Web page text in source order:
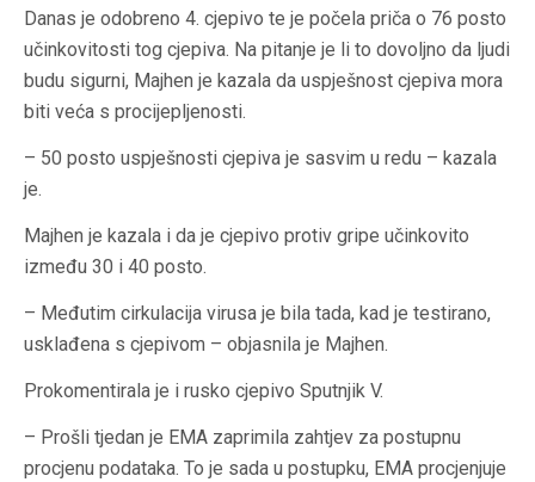
Danas je odobreno 4. cjepivo te je počela priča o 76 posto
učinkovitosti tog cjepiva. Na pitanje je li to dovoljno da ljudi
budu sigurni, Majhen je kazala da uspješnost cjepiva mora
biti veća s procijepljenosti.
– 50 posto uspješnosti cjepiva je sasvim u redu – kazala
je.
Majhen je kazala i da je cjepivo protiv gripe učinkovito
između 30 i 40 posto.
– Međutim cirkulacija virusa je bila tada, kad je testirano,
usklađena s cjepivom – objasnila je Majhen.
Prokomentirala je i rusko cjepivo Sputnjik V.
– Prošli tjedan je EMA zaprimila zahtjev za postupnu
procjenu podataka. To je sada u postupku, EMA procjenjuje